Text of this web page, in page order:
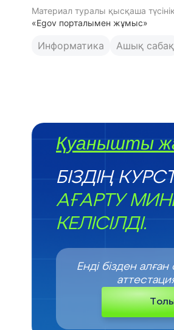
Материал туралы қысқаша түсінік
«Egov порталымен жұмыс»
Информатика Ашық сабақ
Қуанышты
БІЗДІҢ
АҒАРТУ
КЕЛІСІЛДІ.
Енді бізден